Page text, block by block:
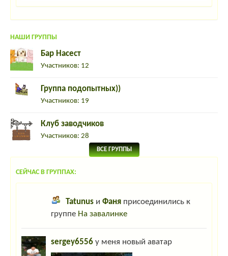
НАШИ ГРУППЫ
Бар Насест
Участников: 12
Группа подопытных))
Участников: 19
Клуб заводчиков
Участников: 28
ВСЕ ГРУППЫ
СЕЙЧАС В ГРУППАХ:
Tatunus и Фаня присоединились к
группе На завалинке
sergey6556 у меня новый аватар